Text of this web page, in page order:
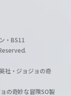
・BS11
社・ジョジョの奇
の奇妙な冒険SO製